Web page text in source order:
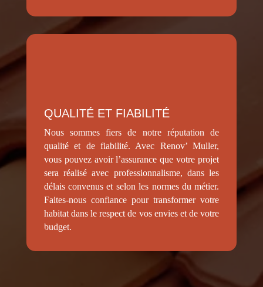
QUALITÉ ET FIABILITÉ
Nous sommes fiers de notre réputation de
qualité et de fiabilité. Avec Renov’ Muller,
vous pouvez avoir l’assurance que votre projet
sera réalisé avec professionnalisme, dans les
délais convenus et selon les normes du métier.
Faites-nous confiance pour transformer votre
habitat dans le respect de vos envies et de votre
budget.